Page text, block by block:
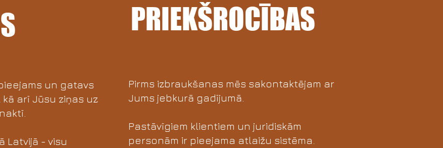
un gatavs
arī Jūsu ziņas uz
Latvijā - visu
PRIEKŠROCĪBAS
Pirms izbraukšanas mēs sakontaktējam ar
Jums jebkurā gadījumā.
Pastāvīgiem klientiem un juridiskām
personām ir pieejama atlaižu sistēma.